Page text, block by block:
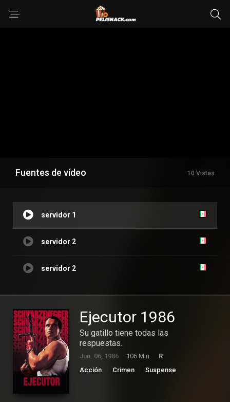
Fuentes de vídeo 10 Vistas
servidor 1
servidor 2
servidor 2
Ejecutor 1986
Su gatillo tiene todas las
respuestas.
Jun. 06, 1986 106 Min.
R
Acción
Crimen Suspense